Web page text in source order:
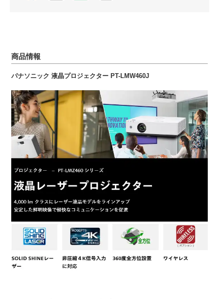
商品情報
パナソニック 液晶プロジェクター PT-LMW460J